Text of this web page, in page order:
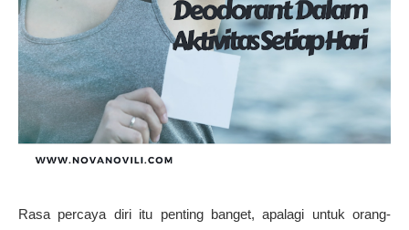
Rasa percaya diri itu penting banget, apalagi untuk orang-